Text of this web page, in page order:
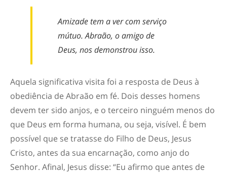
Amizade tem a ver com serviço
mútuo. Abraão, o amigo de
Deus, nos demonstrou isso.
Aquela significativa visita foi a resposta de Deus à
obediência de Abraão em fé. Dois desses homens
devem ter sido anjos, e o terceiro ninguém menos do
que Deus em forma humana, ou seja, visível. É bem
possível que se tratasse do Filho de Deus, Jesus
Cristo, antes da sua encarnação, como anjo do
Senhor. Afinal, Jesus disse: “Eu afirmo que antes de